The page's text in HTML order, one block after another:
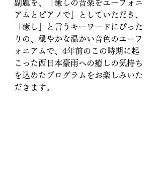
副題を、「癒しの音楽をユーフォニ
アムとピアノで」としていただき、
「癒し」と言うキーワードにぴった
りの、穏やかな温かい音色のユーフ
ォニアムで、4年前のこの時期に起
こった西日本豪雨への癒しの気持ち
を込めたプログラムをお楽しみいた
だきます。